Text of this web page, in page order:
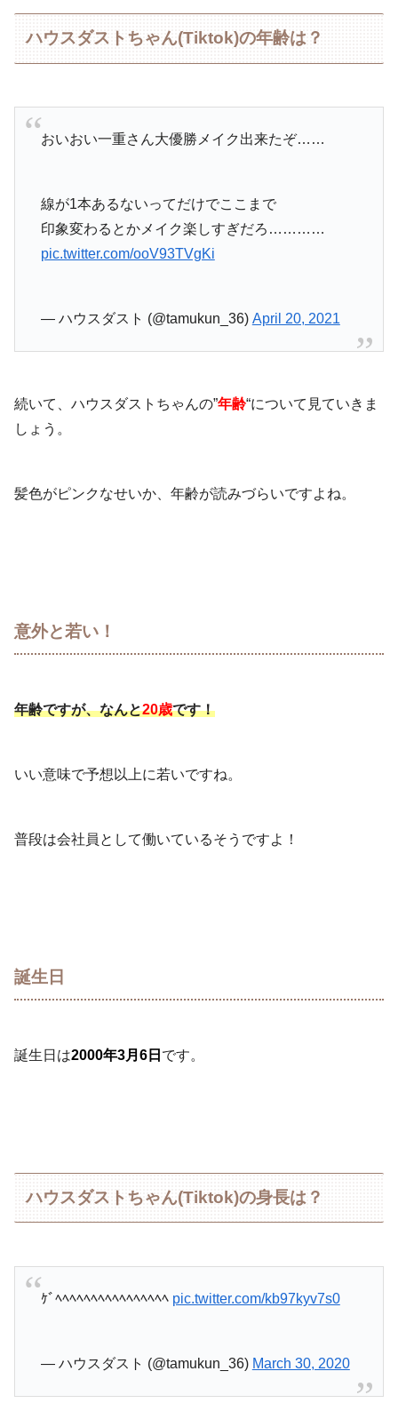
ハウスダストちゃん(Tiktok)の年齢は？
おいおい一重さん大優勝メイク出来たぞ……
線が1本あるないってだけでここまで
印象変わるとかメイク楽しすぎだろ…………
pic.twitter.com/ooV93TVgKi
— ハウスダスト (@tamukun_36) April 20, 2021
続いて、ハウスダストちゃんの”年齢“について見ていきま
しょう。
髪色がピンクなせいか、年齢が読みづらいですよね。
意外と若い！
年齢ですが、なんと20歳です！
いい意味で予想以上に若いですね。
普段は会社員として働いているそうですよ！
誕生日
誕生日は2000年3月6日 です。
ハウスダストちゃん(Tiktok)の身長は？
ｹﾞﾍﾍﾍﾍﾍﾍﾍﾍﾍﾍﾍﾍﾍﾍﾍﾍ pic.twitter.com/kb97kyv7s0
— ハウスダスト (@tamukun_36) March 30, 2020